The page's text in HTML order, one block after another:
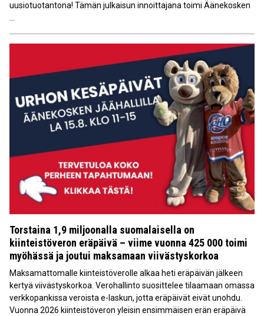
uusiotuotantona! Tämän julkaisun innoittajana toimi Äänekosken
Torstaina 1,9 miljoonalla suomalaisella on
kiinteistöveron eräpäivä – viime vuonna 425 000 toimi
myöhässä ja joutui maksamaan viivästyskorkoa
Maksamattomalle kiinteistöverolle alkaa heti eräpäivän jälkeen
kertyä viivästyskorkoa. Verohallinto suosittelee tilaamaan omassa
verkkopankissa veroista e-laskun, jotta eräpäivät eivät unohdu.
Vuonna 2026 kiinteistöveron yleisin ensimmäisen erän eräpäivä